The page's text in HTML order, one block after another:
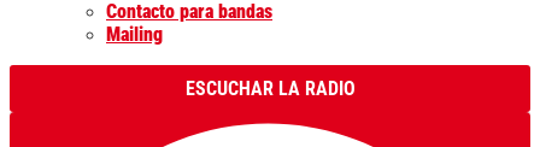
Contacto para bandas
Mailing
ESCUCHAR LA RADIO